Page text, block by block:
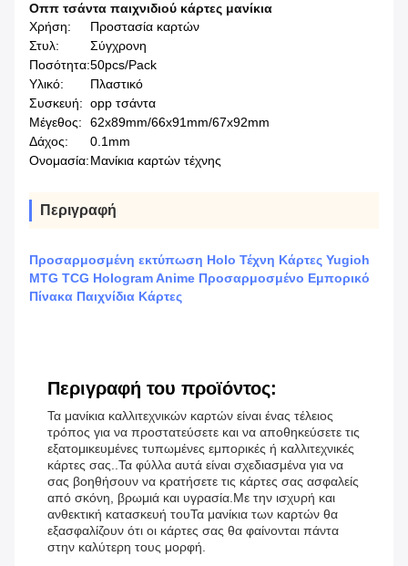
Οππ τσάντα παιχνιδιού κάρτες μανίκια
Χρήση:
Προστασία καρτών
Στυλ:
Σύγχρονη
Ποσότητα:50pcs/Pack
Υλικό:
Πλαστικό
Συσκευή: opp τσάντα
Μέγεθος:
62x89mm/66x91mm/67x92mm
Δάχος:
0.1mm
Ονομασία:Μανίκια καρτών τέχνης
Περιγραφή
Προσαρμοσμένη εκτύπωση Holo Τέχνη Κάρτες Yugioh
MTG TCG Hologram Anime Προσαρμοσμένο Εμπορικό
Πίνακα Παιχνίδια Κάρτες
Περιγραφή του προϊόντος:
Τα μανίκια καλλιτεχνικών καρτών είναι ένας τέλειος
τρόπος για να προστατεύσετε και να αποθηκεύσετε τις
εξατομικευμένες τυπωμένες εμπορικές ή καλλιτεχνικές
κάρτες σας..Τα φύλλα αυτά είναι σχεδιασμένα για να
σας βοηθήσουν να κρατήσετε τις κάρτες σας ασφαλείς
από σκόνη, βρωμιά και υγρασία.Με την ισχυρή και
ανθεκτική κατασκευή τουΤα μανίκια των καρτών θα
εξασφαλίζουν ότι οι κάρτες σας θα φαίνονται πάντα
στην καλύτερη τους μορφή.